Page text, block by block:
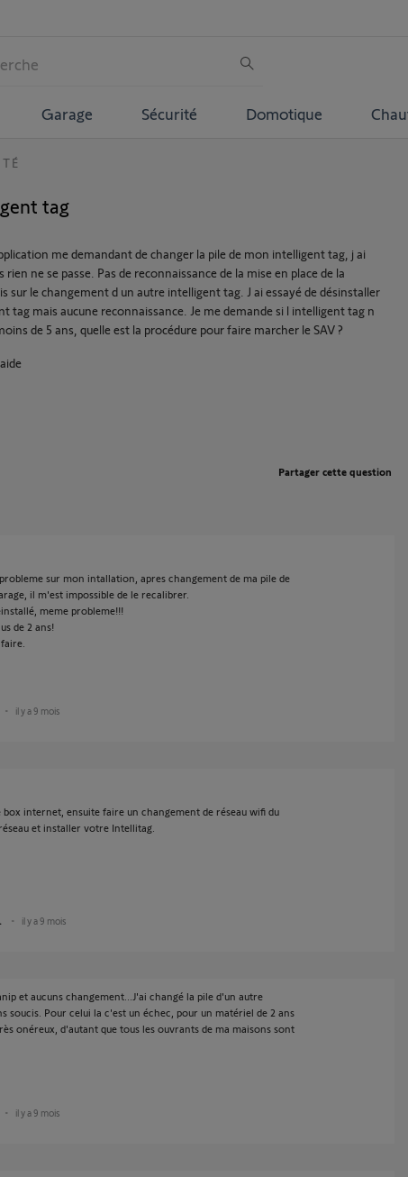
Garage Sécurité Domotique
tag
me demandant de changer la pile de mon intelligent tag, j ai
ne se passe. Pas de reconnaissance de la mise en place de la
sur le changement d un autre intelligent tag. J ai essayé de désinstaller
tag mais aucune reconnaissance. Je me demande si l intelligent tag n
de 5 ans, quelle est la procédure pour faire marcher le SAV ?
Partager cette question
sur mon intallation, apres changement de ma pile de
il m'est impossible de le recalibrer.
meme probleme!!!
de 2 ans!
il y a 9 mois
internet, ensuite faire un changement de réseau wifi du
et installer votre Intellitag.
il y a 9 mois
et aucuns changement...J'ai changé la pile d'un autre
soucis. Pour celui la c'est un échec, pour un matériel de 2 ans
onéreux, d'autant que tous les ouvrants de ma maisons sont
il y a 9 mois